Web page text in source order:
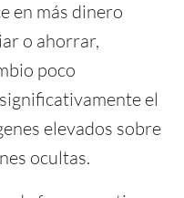
en más dinero
o ahorrar,
poco
el
elevados sobre
ocultas.